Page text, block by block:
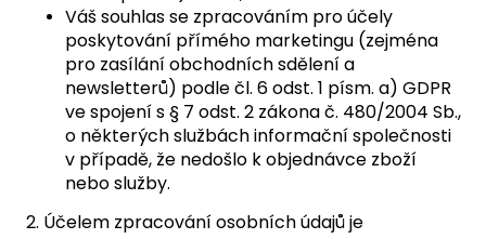
Váš souhlas se zpracováním pro účely
poskytování přímého marketingu (zejména
pro zasílání obchodních sdělení a
newsletterů) podle čl. 6 odst. 1 písm. a) GDPR
ve spojení s § 7 odst. 2 zákona č. 480/2004 Sb.,
o některých službách informační společnosti
v případě, že nedošlo k objednávce zboží
nebo služby.
2. Účelem zpracování osobních údajů je